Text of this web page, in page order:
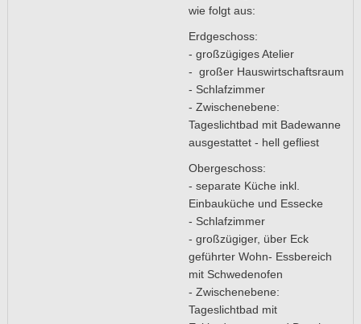
wie folgt aus:
Erdgeschoss:
- großzügiges Atelier
- großer Hauswirtschaftsraum
- Schlafzimmer
- Zwischenebene:
Tageslichtbad mit Badewanne
ausgestattet - hell gefliest
Obergeschoss:
- separate Küche inkl.
Einbauküche und Essecke
- Schlafzimmer
- großzügiger, über Eck
geführter Wohn- Essbereich
mit Schwedenofen
- Zwischenebene:
Tageslichtbad mit